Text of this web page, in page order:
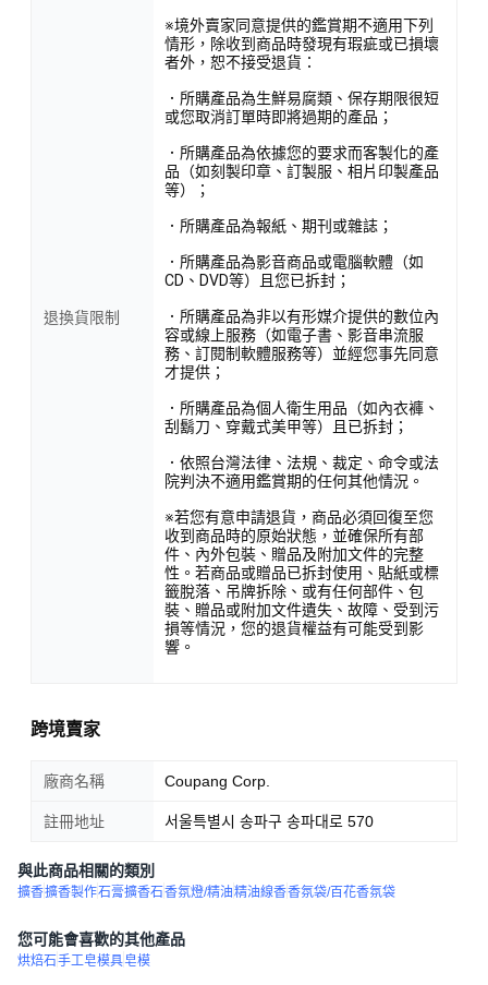
退換貨限制
※境外賣家同意提供的鑑賞期不適用下列
情形，除收到商品時發現有瑕疵或已損壞
者外，恕不接受退貨：
．所購產品為生鮮易腐類、保存期限很短
或您取消訂單時即將過期的產品；
．所購產品為依據您的要求而客製化的產
品（如刻製印章、訂製服、相片印製產品
等）；
．所購產品為報紙、期刊或雜誌；
．所購產品為影音商品或電腦軟體（如
CD、DVD等）且您已拆封；
．所購產品為非以有形媒介提供的數位內
容或線上服務（如電子書、影音串流服
務、訂閱制軟體服務等）並經您事先同意
才提供；
．所購產品為個人衛生用品（如內衣褲、
刮鬍刀、穿戴式美甲等）且已拆封；
．依照台灣法律、法規、裁定、命令或法
院判決不適用鑑賞期的任何其他情況。
※若您有意申請退貨，商品必須回復至您
收到商品時的原始狀態，並確保所有部
件、內外包裝、贈品及附加文件的完整
性。若商品或贈品已拆封使用、貼紙或標
籤脫落、吊牌拆除、或有任何部件、包
裝、贈品或附加文件遺失、故障、受到污
損等情況，您的退貨權益有可能受到影
響。
跨境賣家
廠商名稱 Coupang Corp.
註冊地址 서울특별시 송파구 송파대로 570
與此商品相關的類別
擴香擴香製作石膏擴香石香氛燈/精油精油線香香氛袋/百花香氛袋
您可能會喜歡的其他產品
烘焙石手工皂模具皂模